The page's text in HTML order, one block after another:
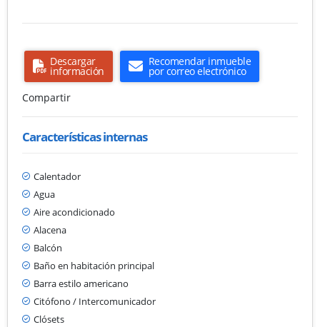
Descargar
información
Recomendar inmueble
por correo electrónico
Compartir
Características internas
Calentador
Agua
Aire acondicionado
Alacena
Balcón
Baño en habitación principal
Barra estilo americano
Citófono / Intercomunicador
Clósets